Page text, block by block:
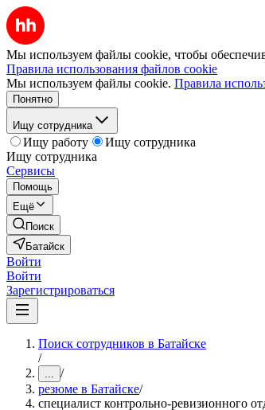
Мы используем файлы cookie, чтобы
Правила использования файлов cookie
Мы используем файлы cookie. Правила
Понятно
Ищу сотрудника
Ищу работу
Ищу сотрудника
Ищу сотрудника
Сервисы
Помощь
Ещё
Поиск
Батайск
Войти
Войти
Зарегистрироваться
Поиск сотрудников в Батайске
/
... /
резюме в Батайске/
специалист контрольно-ревизионного